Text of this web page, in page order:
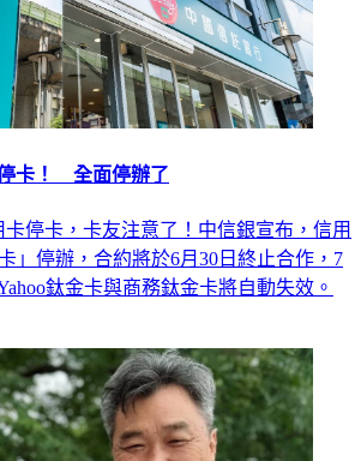
卡！ 全面停辦了
停卡，卡友注意了！中信銀宣布，信用
」停辦，合約將於6月30日終止合作，7
鈦金卡與商務鈦金卡將自動失效。